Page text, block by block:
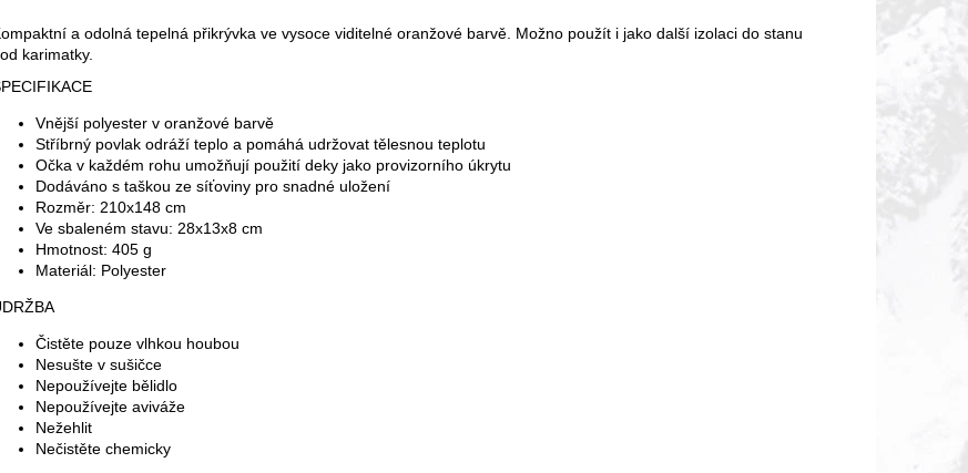
a odolná tepelná přikrývka ve vysoce viditelné oranžové barvě. Možno použít i jako další izolaci do stanu
karimatky.
Vnější polyester v oranžové barvě
Stříbrný povlak odráží teplo a pomáhá udržovat tělesnou teplotu
Očka v každém rohu umožňují použití deky jako provizorního úkrytu
Dodáváno s taškou ze síťoviny pro snadné uložení
Rozměr: 210x148 cm
Ve sbaleném stavu: 28x13x8 cm
Hmotnost: 405 g
Materiál: Polyester
Čistěte pouze vlhkou houbou
Nesušte v sušičce
Nepoužívejte bělidlo
Nepoužívejte aviváže
Nežehlit
Nečistěte chemicky